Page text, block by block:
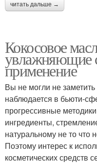
читать дальше →
Кокосовое
увлажняющие
применение
Вы не могли не
наблюдается в бьюти-
прогрессивные
ингредиенты,
натуральному не то что
Поэтому интерес к
косметических средств